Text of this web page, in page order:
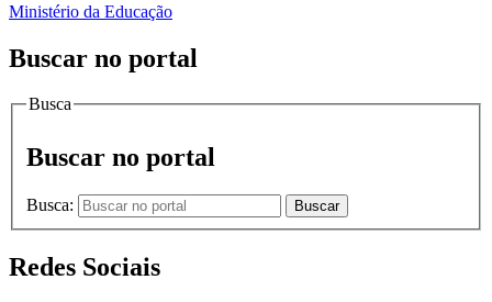
Ministério da Educação
Buscar no portal
Busca
Buscar no portal
Busca: Buscar
Redes Sociais